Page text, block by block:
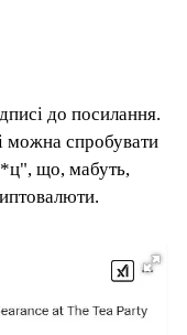
до посилання.
можна спробувати
що, мабуть,